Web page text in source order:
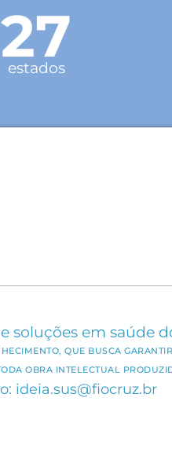
27
estados
soluções em saúde
QUE BUSCA
OBRA INTELECTUAL
ideia.sus@fiocruz.br